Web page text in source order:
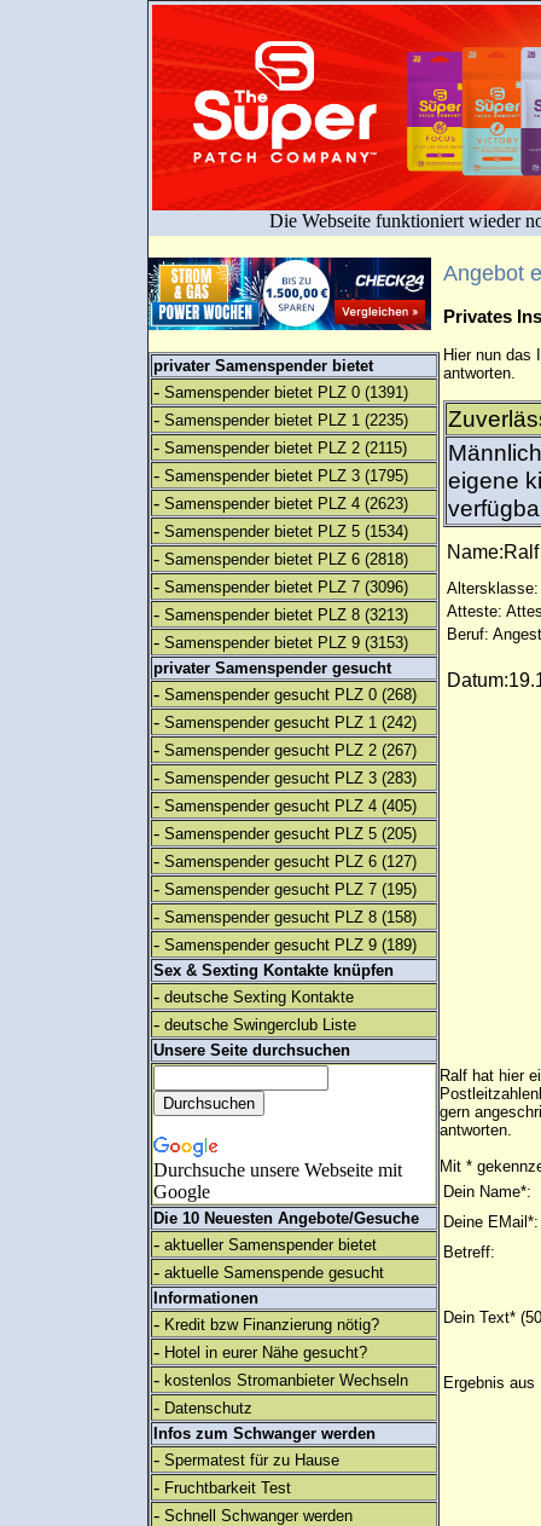
Die Webseite funktioniert wieder
privater Samenspender bietet
- Samenspender bietet PLZ 0 (1391)
- Samenspender bietet PLZ 1 (2235)
- Samenspender bietet PLZ 2 (2115)
- Samenspender bietet PLZ 3 (1795)
- Samenspender bietet PLZ 4 (2623)
- Samenspender bietet PLZ 5 (1534)
- Samenspender bietet PLZ 6 (2818)
- Samenspender bietet PLZ 7 (3096)
- Samenspender bietet PLZ 8 (3213)
- Samenspender bietet PLZ 9 (3153)
privater Samenspender gesucht
- Samenspender gesucht PLZ 0 (268)
- Samenspender gesucht PLZ 1 (242)
- Samenspender gesucht PLZ 2 (267)
- Samenspender gesucht PLZ 3 (283)
- Samenspender gesucht PLZ 4 (405)
- Samenspender gesucht PLZ 5 (205)
- Samenspender gesucht PLZ 6 (127)
- Samenspender gesucht PLZ 7 (195)
- Samenspender gesucht PLZ 8 (158)
- Samenspender gesucht PLZ 9 (189)
Sex & Sexting Kontakte knüpfen
- deutsche Sexting Kontakte
- deutsche Swingerclub Liste
Unsere Seite durchsuchen
Durchsuche unsere Webseite mit
Google
Die 10 Neuesten Angebote/Gesuche
- aktueller Samenspender bietet
- aktuelle Samenspende gesucht
Informationen
- Kredit bzw Finanzierung nötig?
- Hotel in eurer Nähe gesucht?
- kostenlos Stromanbieter Wechseln
- Datenschutz
Infos zum Schwanger werden
- Spermatest für zu Hause
- Fruchtbarkeit Test
- Schnell Schwanger werden
Angebot
Privates
Hier nun das
antworten.
eigene
Altersklasse:
Atteste:
Beruf:
Ralf hat hier
gern
antworten.
Mit *
Dein Name*:
Deine EMail*:
Betreff:
Dein Text*
Ergebnis aus